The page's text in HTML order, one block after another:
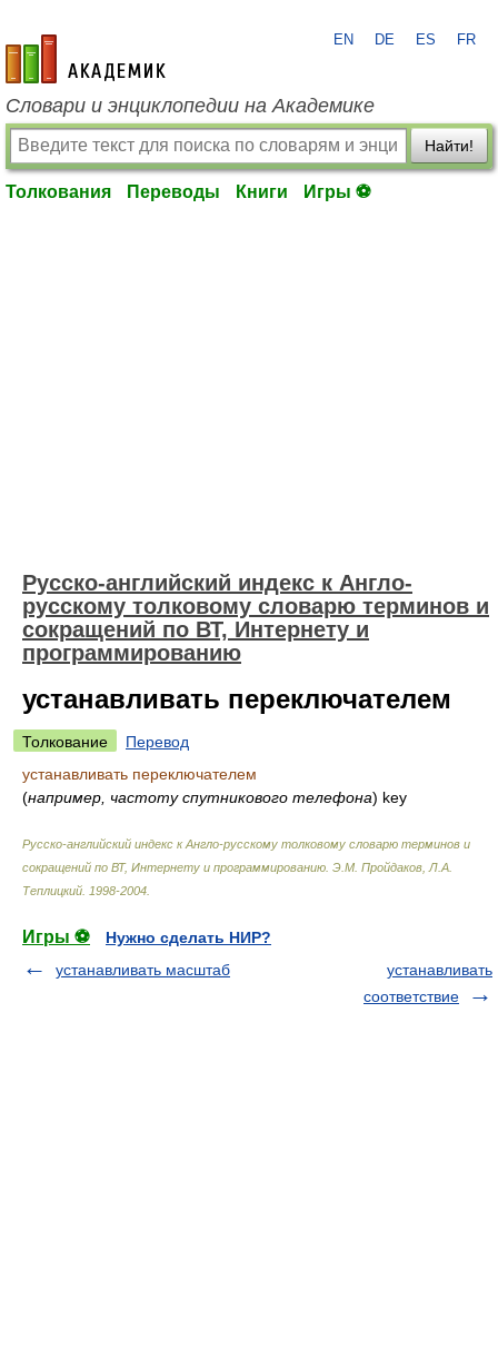
academic.ru
EN DE ES FR
Словари и энциклопедии на Академике
Найти!
Толкования Переводы Книги Игры ⚽
Русско-английский индекс к Англо-
русскому толковому словарю терминов и
сокращений по ВТ, Интернету и
программированию
устанавливать переключателем
Толкование
Перевод
устанавливать переключателем
(например, частоту спутникового телефона) key
Русско-английский индекс к Англо-русскому толковому словарю терминов и
сокращений по ВТ, Интернету и программированию Э.М. Пройдаков, Л.А.
Теплицкий 1998-2004
Игры ⚽
Нужно сделать НИР?
устанавливать масштаб
устанавливать
соответствие